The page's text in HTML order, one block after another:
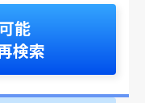
能
検索